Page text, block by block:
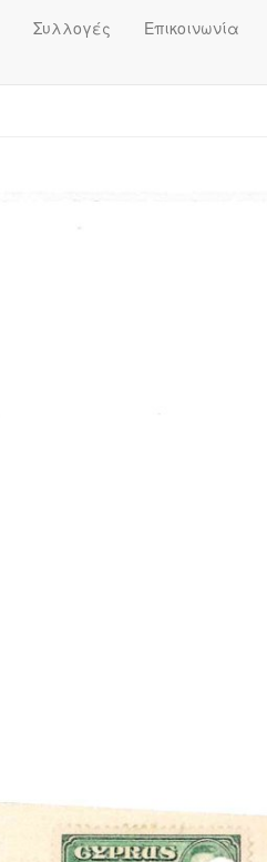
Συλλογές Επικοινωνία